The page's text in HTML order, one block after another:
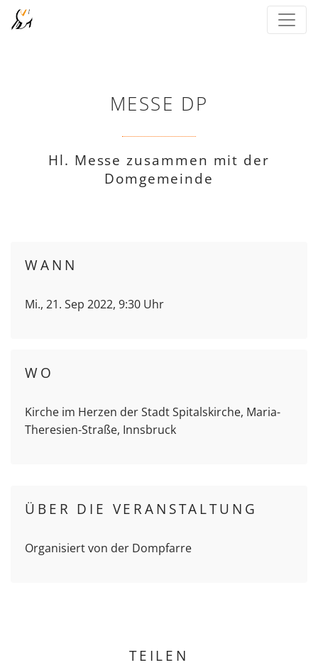
MESSE DP
Hl. Messe zusammen mit der
Domgemeinde
WANN
Mi., 21. Sep 2022, 9:30 Uhr
WO
Kirche im Herzen der Stadt Spitalskirche, Maria-
Theresien-Straße, Innsbruck
ÜBER DIE VERANSTALTUNG
Organisiert von der Dompfarre
TEILEN